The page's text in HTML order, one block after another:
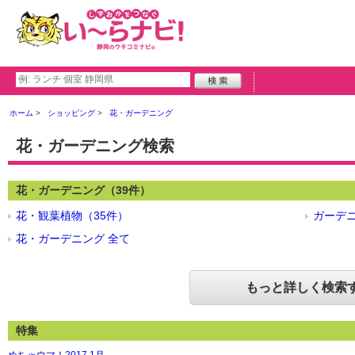
ホーム ショッピング 花・ガーデニング
花・ガーデニング検索
花・ガーデニング（39件）
花・観葉植物（35件）
ガーデ
花・ガーデニング 全て
もっと詳しく検索
特集